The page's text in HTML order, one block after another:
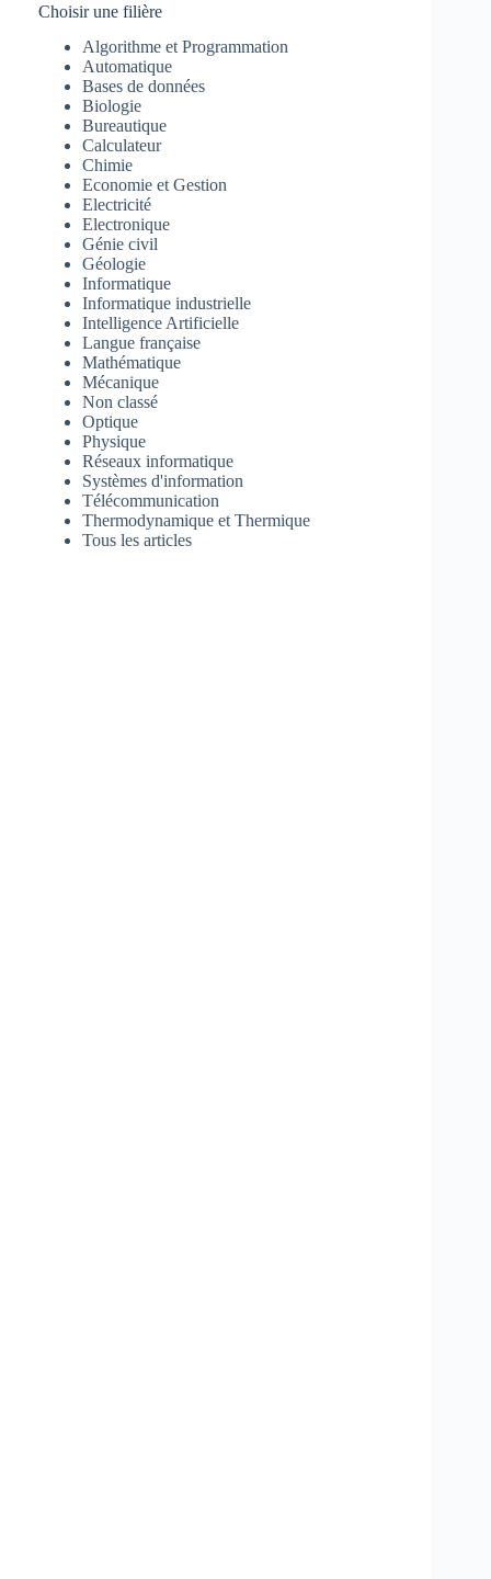
Choisir une filière
Algorithme et Programmation
Automatique
Bases de données
Biologie
Bureautique
Calculateur
Chimie
Economie et Gestion
Electricité
Electronique
Génie civil
Géologie
Informatique
Informatique industrielle
Intelligence Artificielle
Langue française
Mathématique
Mécanique
Non classé
Optique
Physique
Réseaux informatique
Systèmes d'information
Télécommunication
Thermodynamique et Thermique
Tous les articles